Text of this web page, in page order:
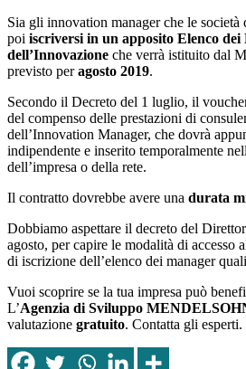
Sia gli innovation manager che le
poi iscriversi in un apposito Elenco dei
dell’Innovazione che verrà istituito dal
previsto peragosto 2019.
Secondo il Decreto del 1 luglio, il
del compenso delle prestazioni di
dell’Innovation Manager, che dovrà
indipendente e inserito temporalmente
dell’impresa o della rete.
Il contratto dovrebbe avere una durata
Dobbiamo aspettare il decreto del
agosto, per capire le modalità di accesso
di iscrizione dell’elenco dei manager
Vuoi scoprire se la tua impresa può
L’Agenzia di Sviluppo
valutazione gratuito. Contatta gli esperti.